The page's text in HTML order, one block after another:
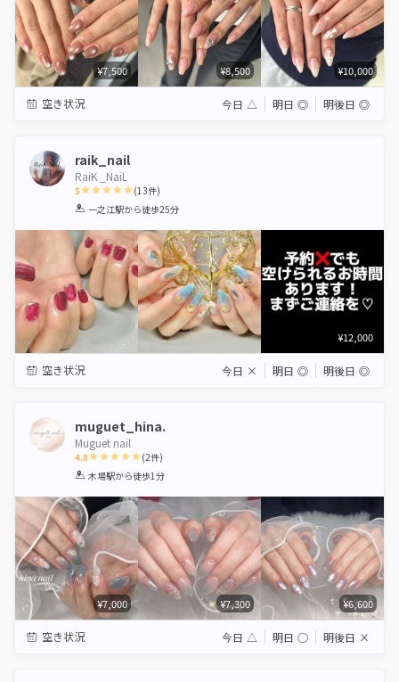
¥7,500 ¥8,500 ¥10,000
空き状況 今日 △ 明日 ◎ 明後日 ◎
raik_nail
RaiK _NaiL
5
1 2 3 4 5
(13件)
一之江駅から徒歩25分
¥12,000
空き状況 今日 × 明日 ◎ 明後日 ◎
muguet_hina.
Muguet nail
4.8
1 2 3 4 5
(2件)
木場駅から徒歩1分
¥7,000 ¥7,300 ¥6,600
空き状況 今日 △ 明日 ◯ 明後日 ×